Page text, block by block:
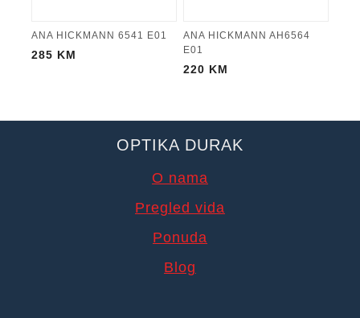
ANA HICKMANN 6541 E01
285 KM
ANA HICKMANN AH6564
E01
220 KM
OPTIKA DURAK
O nama
Pregled vida
Ponuda
Blog